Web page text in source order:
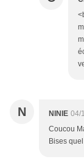
N NINIE 04/
Coucou
Bises